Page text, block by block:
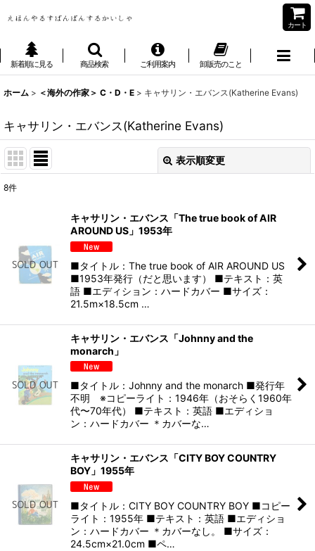
カート
新着順に見る 商品検索 ご利用案内 卸販売のこと
ホーム > ＜海外の作家＞ C・D・E > キャサリン・エバンス(Katherine Evans)
キャサリン・エバンス(Katherine Evans)
表示順変更
絞り込む
8件
キャサリン・エバンス「The true book of AIR
AROUND US」1953年
■タイトル：The true book of AIR AROUND US
■1953年発行（だと思います） ■テキスト：英
語 ■エディション：ハードカバー ■サイズ：
21.5m×18.5cm …
キャサリン・エバンス「Johnny and the
monarch」
■タイトル：Johnny and the monarch ■発行年
不明 ※コピーライト：1946年（おそらく1960年
代〜70年代） ■テキスト：英語 ■エディショ
ン：ハードカバー ＊カバーな…
キャサリン・エバンス「CITY BOY COUNTRY
BOY」1955年
■タイトル：CITY BOY COUNTRY BOY ■コピー
ライト：1955年 ■テキスト：英語 ■エディショ
ン：ハードカバー ＊カバーなし。 ■サイズ：
24.5cm×21.0cm ■ペ…